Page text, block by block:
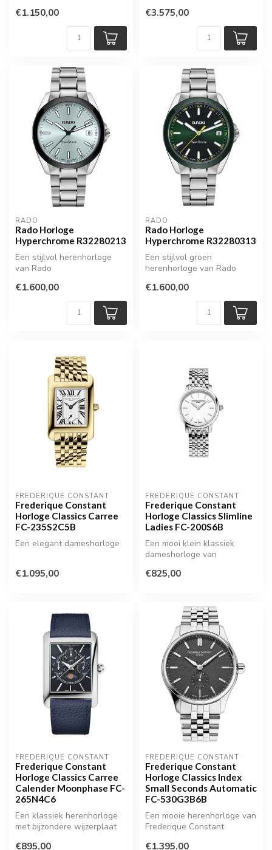
€1.150,00 €3.575,00
RADO
Rado Horloge
Hyperchrome R32280213
Een stijlvol herenhorloge
van Rado
€1.600,00
RADO
Rado Horloge
Hyperchrome R32280313
Een stijlvol groen
herenhorloge van Rado
€1.600,00
FREDERIQUE CONSTANT
Frederique Constant
Horloge Classics Carree
FC-235S2C5B
Een elegant dameshorloge
€1.095,00
FREDERIQUE CONSTANT
Frederique Constant
Horloge Classics Slimline
Ladies FC-200S6B
Een mooi klein klassiek
dameshorloge van
€825,00
FREDERIQUE CONSTANT
Frederique Constant
Horloge Classics Carree
Calender Moonphase FC-
265N4C6
Een klassiek herenhorloge
met bijzondere wijzerplaat
€895,00
FREDERIQUE CONSTANT
Frederique Constant
Horloge Classics Index
Small Seconds Automatic
FC-530G3B6B
Een mooie herenhorloge van
Frederique Constant
€1.395,00